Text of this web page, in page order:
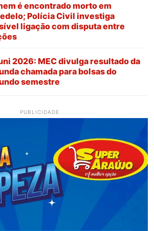
é encontrado morto em
Polícia Civil investiga
ligação com disputa entre
2026: MEC divulga resultado da
chamada para bolsas do
semestre
PUBLICIDADE